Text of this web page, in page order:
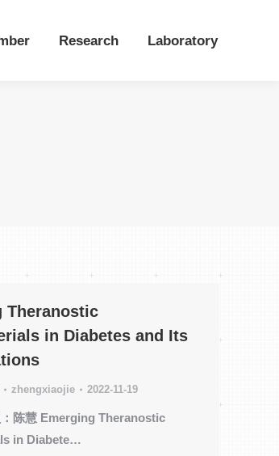
Research Laboratory
Theranostic
in Diabetes and Its
zhengxiaojie 2022-11-19
陈慧 Emerging Theranostic
in Diabete…